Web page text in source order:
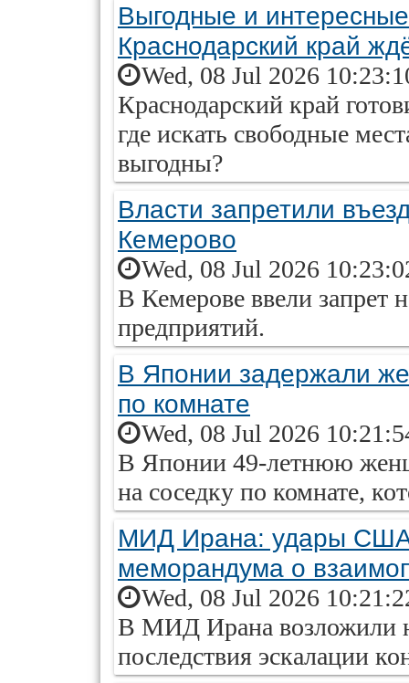
Выгодные и
Краснодарский край
Wed, 08 Jul 2026
Краснодарский край
где искать свободные
выгодны?
Власти запретили
Кемерово
Wed, 08 Jul 2026
В Кемерове ввели запрет
предприятий.
В Японии задержали
по комнате
Wed, 08 Jul 2026
В Японии 49-летнюю
на соседку по комнате,
МИД Ирана: удары США
меморандума о
Wed, 08 Jul 2026
В МИД Ирана возложили
последствия эскалации